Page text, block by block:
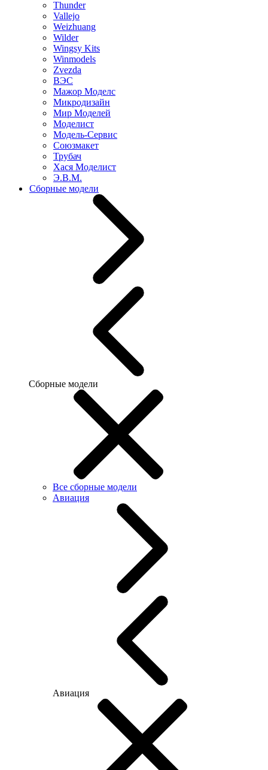
Thunder
Vallejo
Weizhuang
Wilder
Wingsy Kits
Winmodels
Zvezda
ВЭС
Мажор Моделс
Микродизайн
Мир Моделей
Моделист
Модель-Сервис
Союзмакет
Трубач
Хася Моделист
Э.В.М.
Сборные модели
Сборные модели
Все сборные модели
Авиация
Авиация